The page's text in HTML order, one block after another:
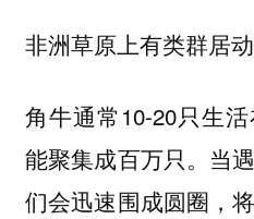
非洲草原上有类群居动
角牛通常10-20只生
能聚集成百万只。当
们会迅速围成圆圈，